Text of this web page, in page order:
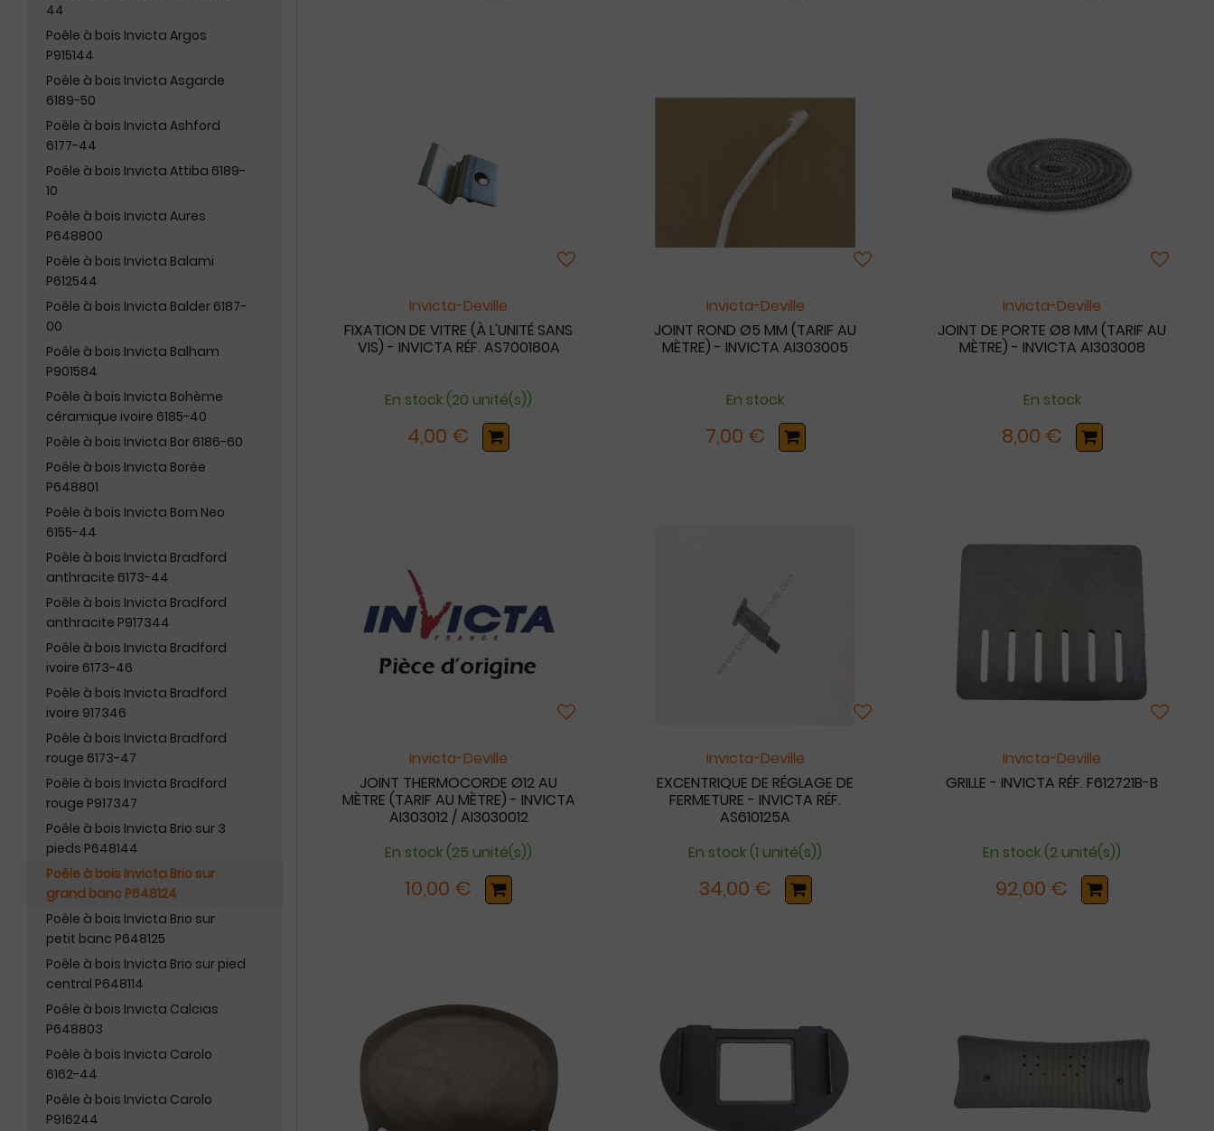
44
Poêle à bois Invicta Argos
P915144
Poêle à bois Invicta Asgarde
6189-50
Poêle à bois Invicta Ashford
6177-44
Poêle à bois Invicta Attiba 6189-
10
Poêle à bois Invicta Aures
P648800
Poêle à bois Invicta Balami
P612544
Poêle à bois Invicta Balder 6187-
00
Poêle à bois Invicta Balham
P901584
Poêle à bois Invicta Bohème
céramique ivoire 6185-40
Poêle à bois Invicta Bor 6186-60
Poêle à bois Invicta Borée
P648801
Poêle à bois Invicta Born Neo
6155-44
Poêle à bois Invicta Bradford
anthracite 6173-44
Poêle à bois Invicta Bradford
anthracite P917344
Poêle à bois Invicta Bradford
ivoire 6173-46
Poêle à bois Invicta Bradford
ivoire 917346
Poêle à bois Invicta Bradford
rouge 6173-47
Poêle à bois Invicta Bradford
rouge P917347
Poêle à bois Invicta Brio sur 3
pieds P648144
Poêle à bois Invicta Brio sur
grand banc P648124
Poêle à bois Invicta Brio sur
petit banc P648125
Poêle à bois Invicta Brio sur pied
central P648114
Poêle à bois Invicta Calcias
P648803
Poêle à bois Invicta Carolo
6162-44
Poêle à bois Invicta Carolo
P916244
Invicta-Deville
FIXATION DE VITRE (À L'UNITÉ SANS
VIS) - INVICTA RÉF. AS700180A
En stock (20 unité(s))
4,00 €
Invicta-Deville
JOINT ROND Ø5 MM (TARIF AU
MÈTRE) - INVICTA AI303005
En stock
7,00 €
Invicta-Deville
JOINT DE PORTE Ø8 MM (TARIF AU
MÈTRE) - INVICTA AI303008
En stock
8,00 €
Invicta-Deville
JOINT THERMOCORDE Ø12 AU
MÈTRE (TARIF AU MÈTRE) - INVICTA
AI303012 / AI3030012
En stock (25 unité(s))
10,00 €
Invicta-Deville
EXCENTRIQUE DE RÉGLAGE DE
FERMETURE - INVICTA RÉF.
AS610125A
En stock (1 unité(s))
34,00 €
Invicta-Deville
GRILLE - INVICTA RÉF. F612721B-B
En stock (2 unité(s))
92,00 €